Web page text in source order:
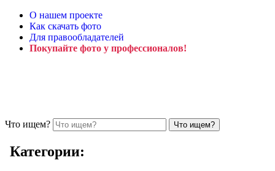
О нашем проекте
Как скачать фото
Для правообладателей
Покупайте фото у профессионалов!
Что ищем?
Категории: